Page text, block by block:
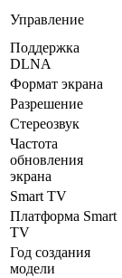
Управление
Поддержка
DLNA
Формат экрана
Разрешение
Стереозвук
Частота
обновления
экрана
Smart TV
Платформа Smart
TV
Год создания
модели